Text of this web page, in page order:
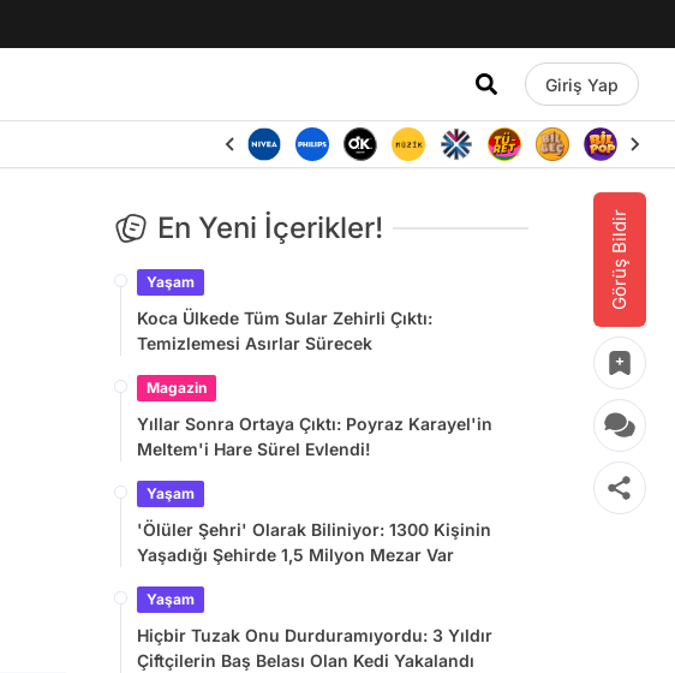
Giriş Yap
Görüş Bildir
En Yeni İçerikler!
Yaşam
Koca Ülkede Tüm Sular Zehirli Çıktı:
Temizlemesi Asırlar Sürecek
Magazin
Yıllar Sonra Ortaya Çıktı: Poyraz Karayel'in
Meltem'i Hare Sürel Evlendi!
Yaşam
'Ölüler Şehri' Olarak Biliniyor: 1300 Kişinin
Yaşadığı Şehirde 1,5 Milyon Mezar Var
Yaşam
Hiçbir Tuzak Onu Durduramıyordu: 3 Yıldır
Çiftçilerin Baş Belası Olan Kedi Yakalandı